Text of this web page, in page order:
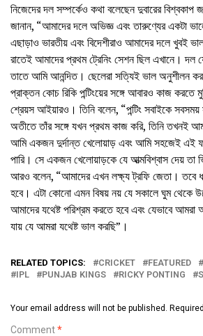
নিজেদের দল সম্পর্কেও কথা বলেছেন দুবারের বিশ্বকাপ
জানান, “আমাদের দলে অভিজ্ঞ এবং তারুণ্যের একটা
এছাড়াও ভারতীয় এবং বিদেশীরাও আমাদের দলে খুবই
রাতেই আমাদের প্রথম ট্রেনিং সেশন ছিল এখানে। দল
তাতে আমি আনন্দিত। ছেলেরা সত্যিই ভাল অনুশীলন
প্রাক্তন কোচ রিকি পন্টিংয়ের সঙ্গে আবারও কাজ করতে
শ্রেয়স আইয়ারও। তিনি বলেন, “পন্টিং সবাইকে
অতীতে তাঁর সঙ্গে যখন প্রথম কাজ করি, তিনি তখনই
আমি একজন দুর্দান্ত খেলোয়াড় এবং আমি সহজেই এই
পারি। সে একজন খেলোয়াড়কে যে আত্মবিশ্বাস দেয় তা
আরও বলেন, “আমাদের এখন লক্ষ্য ট্রফি জেতা। তবে
হবে। এটা কোনো এমন বিষয় নয় যে সকালে ঘুম থেকে
আমাদের যথেষ্ট পরিশ্রম করতে হবে এবং যেভাবে আমরা
যায় যে আমরা যথেষ্ট ভাল করছি”।
RELATED TOPICS: CRICKET FEATURED
IPL
PUNJAB KINGS RICKY PONTING
Your email address will not be published.
Comment*